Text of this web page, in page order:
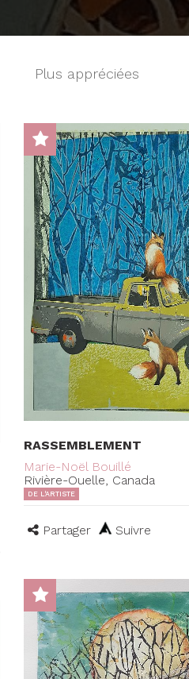
Plus appréciées
RASSEMBLEMENT
Marie-Noël Bouillé
Rivière-Ouelle, Canada
DE L'ARTISTE
Partager Suivre